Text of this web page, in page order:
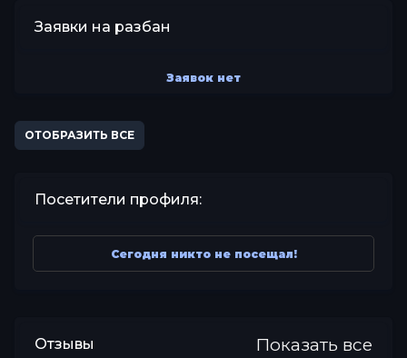
Заявки на разбан
Заявок нет
ОТОБРАЗИТЬ ВСЕ
Посетители профиля:
Сегодня никто не посещал!
Отзывы Показать все